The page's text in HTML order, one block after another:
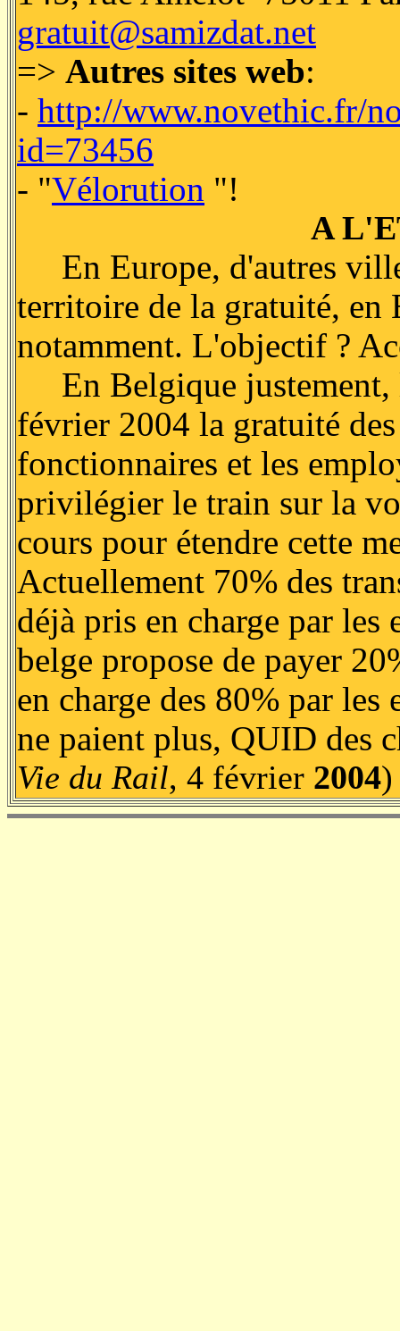
gratuit@samizdat.net
=> Autres sites web:
- http://www.novethic.fr/
id=73456
- "Vélorution "!
A
En Europe, d'autres
territoire de la gratuité, en
notamment. L'objectif ?
En Belgique justement,
février 2004 la gratuité
fonctionnaires et les
privilégier le train sur la
cours pour étendre cette
Actuellement 70% des
déjà pris en charge par les
belge propose de payer
en charge des 80% par
ne paient plus, QUID des
Vie du Rail, 4 février 2004)